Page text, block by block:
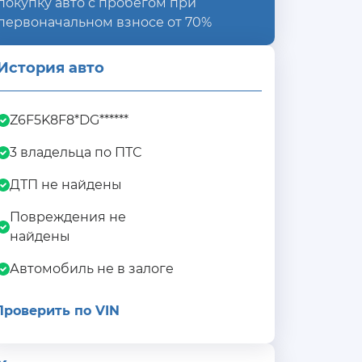
взносе от 70%
авто
Z6F5K8F8*DG******
3 владельца по ПТС
ДТП не найдены
Повреждения не
найдены
Автомобиль не в залоге
по VIN